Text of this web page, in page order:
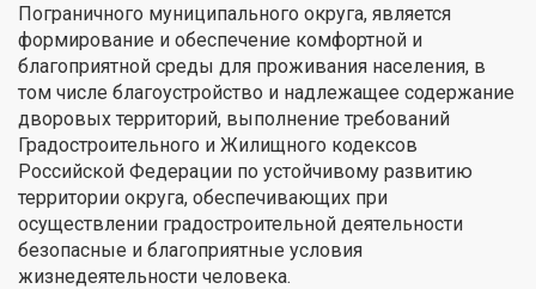
Пограничного муниципального округа, является
формирование и обеспечение комфортной и
благоприятной среды для проживания населения, в
том числе благоустройство и надлежащее содержание
дворовых территорий, выполнение требований
Градостроительного и Жилищного кодексов
Российской Федерации по устойчивому развитию
территории округа, обеспечивающих при
осуществлении градостроительной деятельности
безопасные и благоприятные условия
жизнедеятельности человека.